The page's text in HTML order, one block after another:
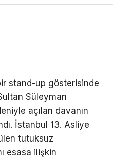
stand-up gösterisinde
Süleyman
açılan davanın
İstanbul 13. Asliye
tutuksuz
esasa ilişkin